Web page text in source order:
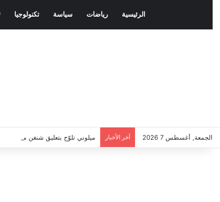
الرئيسية رياضات سياسة تكنولوجيا
الجمعة, أغسطس 7 2026 آخر الأخبار ميلوني تلوّح بتعليق شنغن مع